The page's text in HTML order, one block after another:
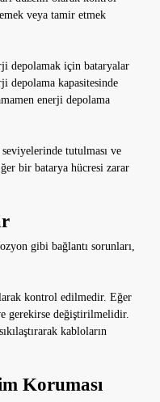
veya tamir etmek
depolamak için bataryalar
depolama kapasitesinde
enerji depolama
tutulması ve
bir batarya hücresi zarar
gibi bağlantı sorunları,
kontrol edilmedir. Eğer
gerekirse değiştirilmelidir.
kabloların
Koruması